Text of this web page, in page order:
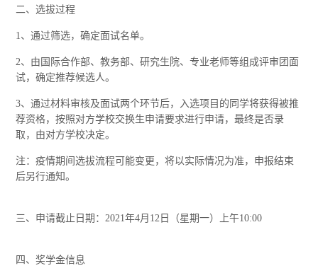
二、选拔过程
1、通过筛选，确定面试名单。
2、由国际合作部、教务部、研究生院、专业老师等组成评审团面
试，确定推荐候选人。
3、通过材料审核及面试两个环节后，入选项目的同学将获得被推
荐资格，按照对方学校交换生申请要求进行申请，最终是否录
取，由对方学校决定。
注：疫情期间选拔流程可能变更，将以实际情况为准，申报结束
后另行通知。
三、申请截止日期：2021年4月12日（星期一）上午10:00
四、奖学金信息